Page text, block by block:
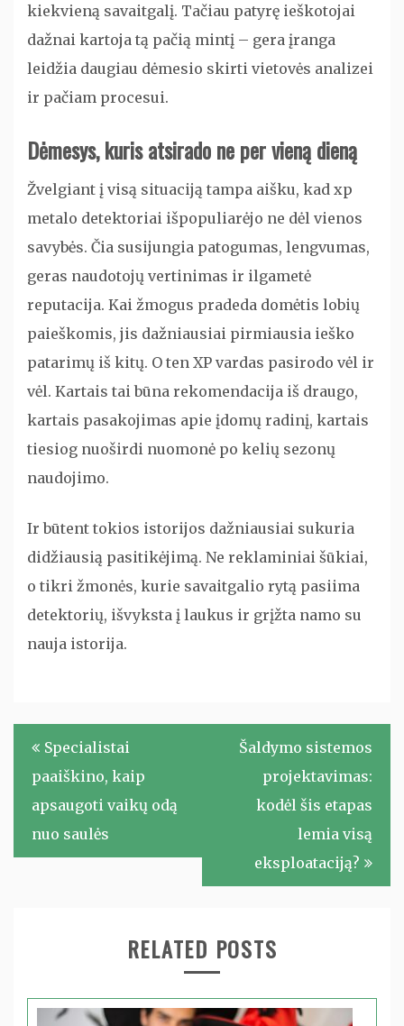
kiekvieną savaitgalį. Tačiau patyrę ieškotojai
dažnai kartoja tą pačią mintį – gera įranga
leidžia daugiau dėmesio skirti vietovės analizei
ir pačiam procesui.
Dėmesys, kuris atsirado ne per vieną dieną
Žvelgiant į visą situaciją tampa aišku, kad xp
metalo detektoriai išpopuliarėjo ne dėl vienos
savybės. Čia susijungia patogumas, lengvumas,
geras naudotojų vertinimas ir ilgametė
reputacija. Kai žmogus pradeda domėtis lobių
paieškomis, jis dažniausiai pirmiausia ieško
patarimų iš kitų. O ten XP vardas pasirodo vėl ir
vėl. Kartais tai būna rekomendacija iš draugo,
kartais pasakojimas apie įdomų radinį, kartais
tiesiog nuoširdi nuomonė po kelių sezonų
naudojimo.
Ir būtent tokios istorijos dažniausiai sukuria
didžiausią pasitikėjimą. Ne reklaminiai šūkiai,
o tikri žmonės, kurie savaitgalio rytą pasiima
detektorių, išvyksta į laukus ir grįžta namo su
nauja istorija.
Navigacija
tarp
įrašų
Specialistai
paaiškino, kaip
apsaugoti vaikų odą
nuo saulės
Šaldymo sistemos
projektavimas:
kodėl šis etapas
lemia visą
eksploataciją?
RELATED POSTS